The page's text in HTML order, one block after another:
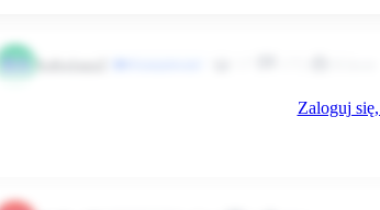
BA
Moje Biedroneczki sa super,wszyscy klienci je chwalą
Zaloguj